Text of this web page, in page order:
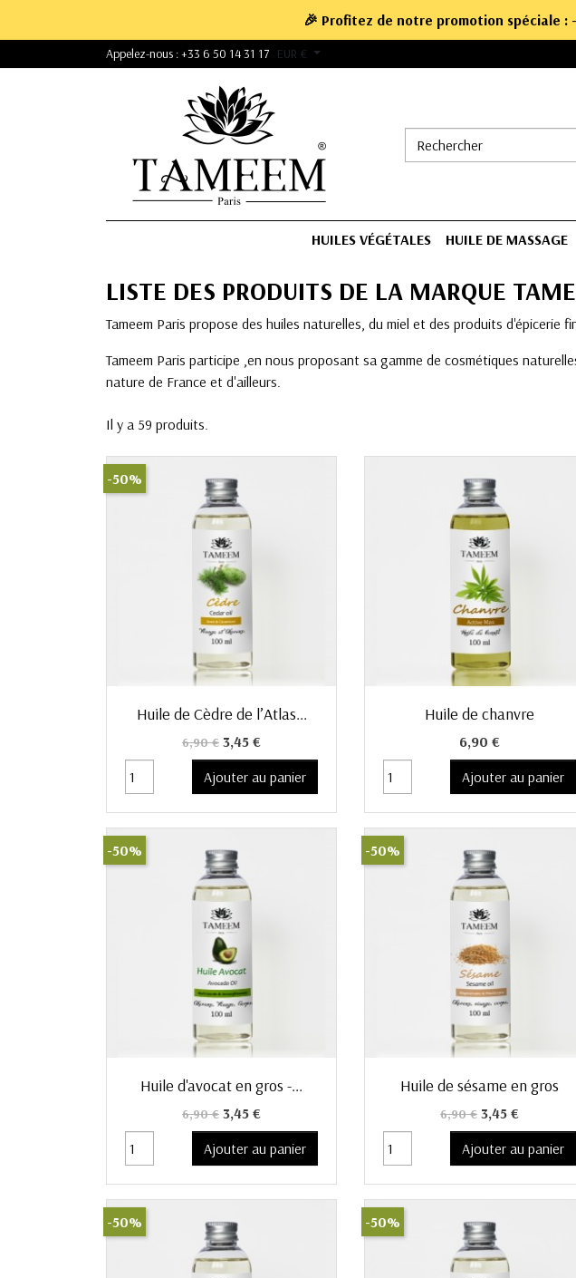
🎉 Profitez de notre promotion spéciale :
Appelez-nous :+33 6 50 14 31 17 EUR €
HUILES VÉGÉTALES HUILE DE MASSAGE
LISTE DES PRODUITS DE LA MARQUE
Tameem Paris propose des huiles naturelles, du miel et des produits d'épicerie
Tameem Paris participe ,en nous proposant sa gamme de cosmétiques
nature de France et d'ailleurs.
Il y a 59 produits.
 Aperçu rapide
Huile de Cèdre de l’Atlas...
Prix de base
6,90 € Prix
3,45 €
Ajouter au panier
-50%
Aperçu rapide
Huile de chanvre
Prix
6,90 €
Ajouter au panier

Huile d'avocat en gros -...
Prix de base
6,90 € Prix
3,45 €
Ajouter au panier
-50%
 Aperçu rapide
Huile de sésame en gros
Prix de base
6,90 € Prix
3,45 €
Ajouter au panier
-50%
-50% -50%